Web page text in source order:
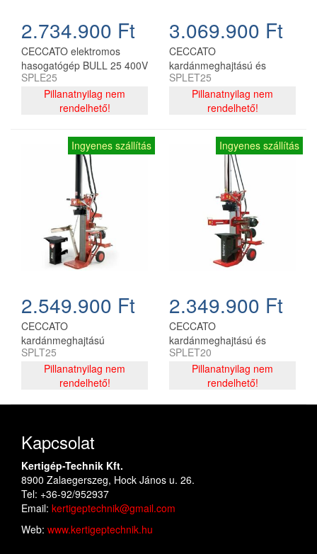
2.734.900 Ft
CECCATO elektromos
hasogatógép BULL 25 400V
5.59kW
SPLE25
Pillanatnyilag nem
rendelhető!
3.069.900 Ft
CECCATO
kardánmeghajtású és
elektromos hasogatógép
BULL 25 400V
5.59kW+PTO 30-50HP
SPLET25
Pillanatnyilag nem
rendelhető!
Ingyenes szállítás
2.549.900 Ft
CECCATO
kardánmeghajtású
hasogatógép BULL 25 PTO
30-50HP
SPLT25
Pillanatnyilag nem
rendelhető!
Ingyenes szállítás
2.349.900 Ft
CECCATO
kardánmeghajtású és
elektromos hasogatógép
BULL 20 400V
5,5KW+PTO30-50
SPLET20
Pillanatnyilag nem
rendelhető!
Kapcsolat
Kertigép-Technik Kft.
8900 Zalaegerszeg, Hock János u. 26.
Tel: +36-92/952937
Email: kertigeptechnik@gmail.com
Web: www.kertigeptechnik.hu